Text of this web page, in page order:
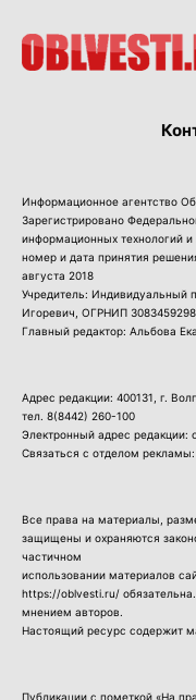
Информационное агентство
Зарегистрировано
информационных технологий
номер и дата принятия
августа 2018
Учредитель: Индивидуальный
Игоревич, ОГРНИП
Главный редактор: Альбова
Адрес редакции: 400131, г.
тел. 8(8442) 260-100
Электронный адрес редакции:
Связаться с отделом рекламы:
Все права на материалы,
защищены и охраняются
частичном
использовании материалов
https://oblvesti.ru/
мнением авторов.
Настоящий ресурс содержит
Публикации с пометкой «На